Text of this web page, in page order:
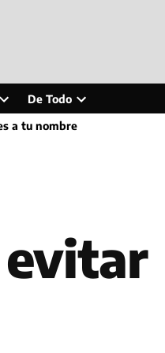
Open
dropdown
De Todo
Open
a tu nombre
evitar